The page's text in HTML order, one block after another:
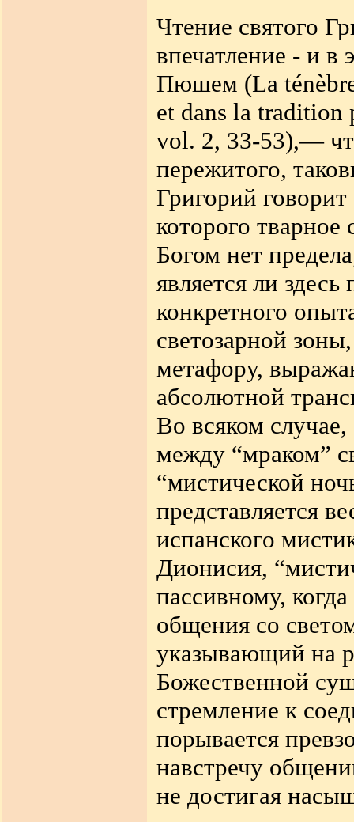
Чтение святого
впечатление - и
Пюшем (La
et dans la
vol. 2, 33-53),—
пережитого,
Григорий
которого
Богом нет
является ли
конкретного
светозарной
метафору,
абсолютной
Во всяком
между “мраком”
“мистической
представляется
испанского
Дионисия,
пассивному,
общения со
указывающий на
Божественной
стремление к
порывается
навстречу
не достигая